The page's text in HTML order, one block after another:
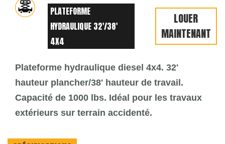
PLATEFORME
HYDRAULIQUE 32'/38'
4X4
LOUER
MAINTENANT
Plateforme hydraulique diesel 4x4. 32'
hauteur plancher/38' hauteur de travail.
Capacité de 1000 lbs. Idéal pour les travaux
extérieurs sur terrain accidenté.